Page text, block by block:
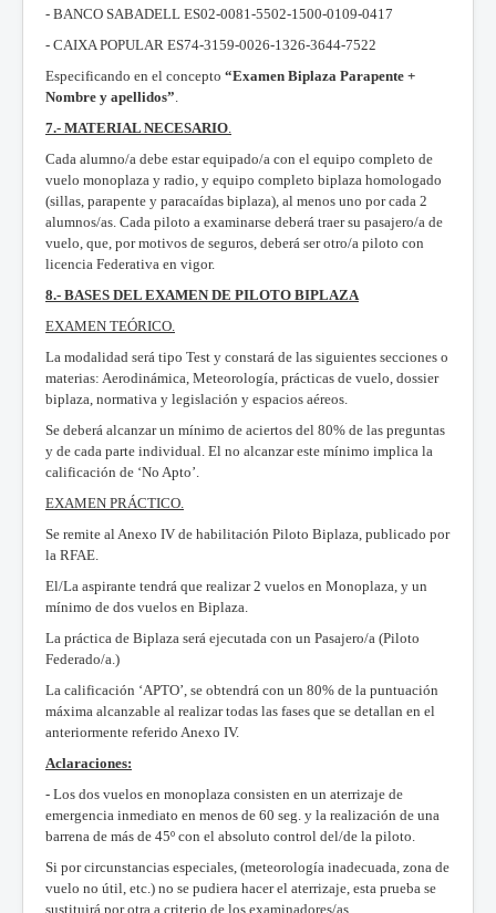
- BANCO SABADELL ES02-0081-5502-1500-0109-0417
- CAIXA POPULAR ES74-3159-0026-1326-3644-7522
Especificando en el concepto “Examen Biplaza Parapente +
Nombre y apellidos”
7.- MATERIAL NECESARIO
Cada alumno/a debe estar equipado/a con el equipo completo de
vuelo monoplaza y radio, y equipo completo biplaza homologado
(sillas, parapente y paracaídas biplaza), al menos uno por cada 2
alumnos/as. Cada piloto a examinarse deberá traer su pasajero/a de
vuelo, que, por motivos de seguros, deberá ser otro/a piloto con
licencia Federativa en vigor.
8.- BASES DEL EXAMEN DE PILOTO BIPLAZA
EXAMEN TEÓRICO.
La modalidad será tipo Test y constará de las siguientes secciones o
materias: Aerodinámica, Meteorología, prácticas de vuelo, dossier
biplaza, normativa y legislación y espacios aéreos.
Se deberá alcanzar un mínimo de aciertos del 80% de las preguntas
y de cada parte individual. El no alcanzar este mínimo implica la
calificación de ‘No Apto’.
EXAMEN PRÁCTICO.
Se remite al Anexo IV de habilitación Piloto Biplaza, publicado por
la RFAE.
El/La aspirante tendrá que realizar 2 vuelos en Monoplaza, y un
mínimo de dos vuelos en Biplaza.
La práctica de Biplaza será ejecutada con un Pasajero/a (Piloto
Federado/a.)
La calificación ‘APTO’, se obtendrá con un 80% de la puntuación
máxima alcanzable al realizar todas las fases que se detallan en el
anteriormente referido Anexo IV.
Aclaraciones:
- Los dos vuelos en monoplaza consisten en un aterrizaje de
emergencia inmediato en menos de 60 seg. y la realización de una
barrena de más de 45º con el absoluto control del/de la piloto.
Si por circunstancias especiales, (meteorología inadecuada, zona de
vuelo no útil, etc.) no se pudiera hacer el aterrizaje, esta prueba se
sustituirá por otra a criterio de los examinadores/as.